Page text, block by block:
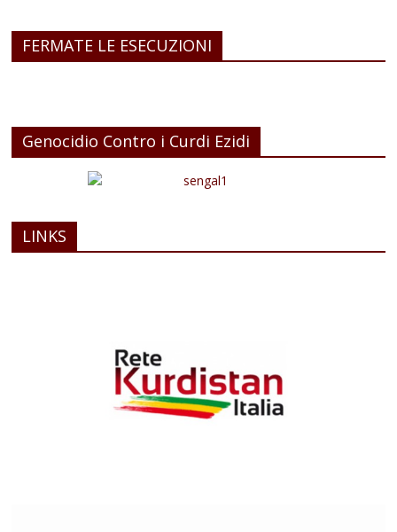
FERMATE LE ESECUZIONI
Genocidio Contro i Curdi Ezidi
LINKS